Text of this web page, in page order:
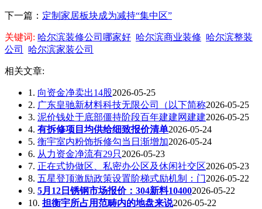
下一篇： 定制家居板块成为减持“集中区”
关键词: 哈尔滨装修公司哪家好 哈尔滨商业装修 哈尔滨整装
公司
哈尔滨家装公司
相关文章:
1. 向资金净卖出14股2026-05-25
2. 广东皇驰新材料科技无限公司（以下简称2026-05-25
3. 泥价钱处于底部僵持阶段百年建建网建建2026-05-25
4. 有拆修项目均供给细致报价清单2026-05-24
5. 衡宇室内粉饰拆修勾当日渐增加2026-05-24
6. 从力资金净流有29只 2026-05-23
7. 正在式协做区、私密办公区及休闲社交区2026-05-23
8. 五星登顶激励政策设置阶梯式励机制：门2026-05-22
9. 5月12日锈钢市场报价：304新料104002026-05-22
10. 担衡宇所占用范畴内的地盘来说2026-05-22